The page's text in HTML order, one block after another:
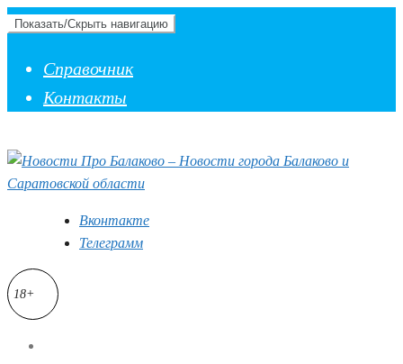
Показать/Скрыть навигацию
Справочник
Контакты
Вконтакте
Телеграмм
18+